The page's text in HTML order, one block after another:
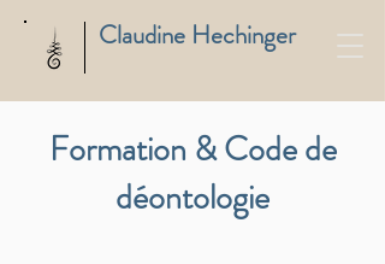
Claudine Hechinger
Formation & Code de
déontologie